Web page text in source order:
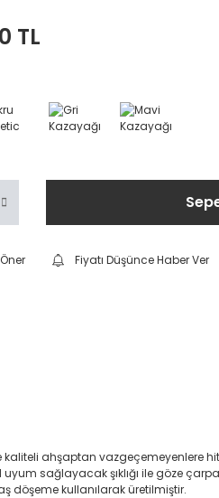
TL
Fiyatı Düşünce Haber Ver
ahşaptan vazgeçemeyenlere
sağlayacak şıklığı ile göze
döşeme kullanılarak üretilmiştir.